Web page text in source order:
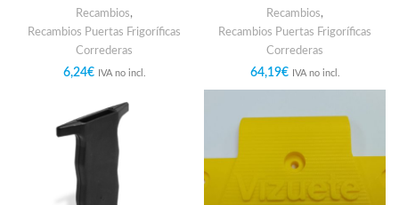
Recambios,
Recambios Puertas Frigoríficas
Correderas
6,24€ IVA no incl.
Recambios,
Recambios Puertas Frigoríficas
Correderas
64,19€ IVA no incl.